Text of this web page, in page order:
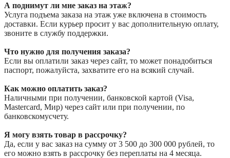
А поднимут ли мне заказ на этаж?
Услуга подъема заказа на этаж уже включена в стоимость
доставки. Если курьер просит у вас дополнительную оплату,
звоните в службу поддержки.
Что нужно для получения заказа?
Если вы оплатили заказ через сайт, то может понадобиться
паспорт, пожалуйста, захватите его на всякий случай.
Как можно оплатить заказ?
Наличными при получении, банковской картой (Visa,
Mastercard, Мир) через сайт или при получении, по
банковскомусчету.
Я могу взять товар в рассрочку?
Да, если у вас заказ на сумму от 3 500 до 300 000 рублей, то
его можно взять в рассрочку без переплаты на 4 месяца.